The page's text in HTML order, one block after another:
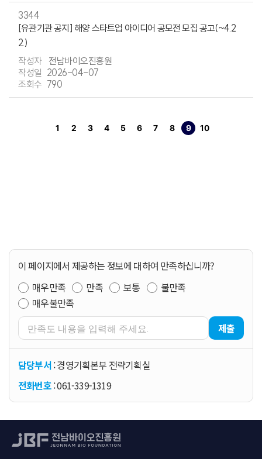
3344
[유관기관 공지] 해양 스타트업 아이디어 공모전 모집 공고(~4.2
2.)
전남바이오진흥원
2026-04-07
790
1
페이지
2
페이지
3
페이지
4
페이지
5
페이지
6
페이지
7
페이지
8
페이지열린
9
페이지
10
페이지
이 페이지에서 제공하는 정보에 대하여 만족하십니까?
매우만족
만족 보통
불만족
매우불만족
제출
담당부서: 경영기획본부 전략기획실
전화번호: 061-339-1319